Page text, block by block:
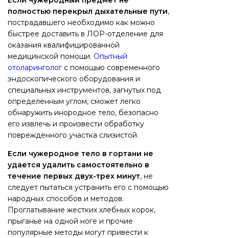
полностью перекрыл дыхательные пути,
пострадавшего необходимо как можно
быстрее доставить в ЛОР-отделение для
оказания квалифицированной
медицинской помощи. Опытный
отоларингологс помощью современного
эндоскопического оборудования и
специальных инструментов, загнутых под
определенным углом, сможет легко
обнаружить инородное тело, безопасно
его извлечь и произвести обработку
поврежденного участка слизистой.
Если чужеродное тело в гортани не
удается удалить самостоятельно в
течение первых двух-трех минут, не
следует пытаться устранить его с помощью
народных способов и методов.
Проглатывание жестких хлебных корок,
прыганье на одной ноге и прочие
популярные методы могут привести к